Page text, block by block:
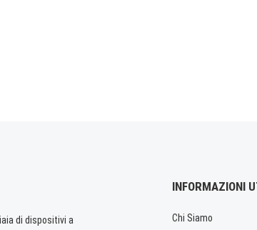
di dispositivi a
INFORMAZIONI
Chi Siamo